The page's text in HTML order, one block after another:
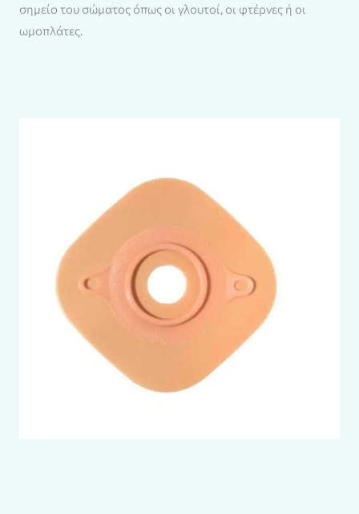
σημείο του σώματος όπως οι γλουτοί, οι φτέρνες ή οι
ωμοπλάτες.